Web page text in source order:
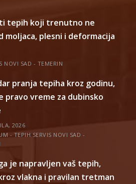
tepih koji trenutno ne
plesni i deformacija
NOVI SAD - TEMERIN
pranja tepiha kroz godinu,
pravo vreme za dubinsko
2026
- TEPIH SERVIS NOVI SAD -
je napravljen vaš tepih,
vlakna i pravilan tretman